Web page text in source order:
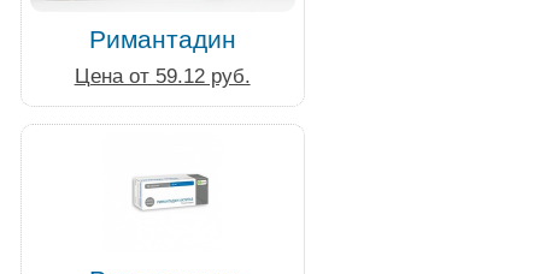
Римантадин
Цена от 59.12 руб.